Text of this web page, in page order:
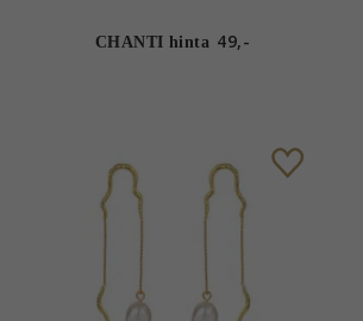
CHANTI hinta 49,-